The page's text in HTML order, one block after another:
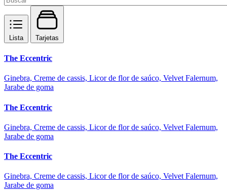
Lista Tarjetas
The Eccentric
Ginebra, Creme de cassis, Licor de flor de saúco, Velvet Falernum,
Jarabe de goma
The Eccentric
Ginebra, Creme de cassis, Licor de flor de saúco, Velvet Falernum,
Jarabe de goma
The Eccentric
Ginebra, Creme de cassis, Licor de flor de saúco, Velvet Falernum,
Jarabe de goma